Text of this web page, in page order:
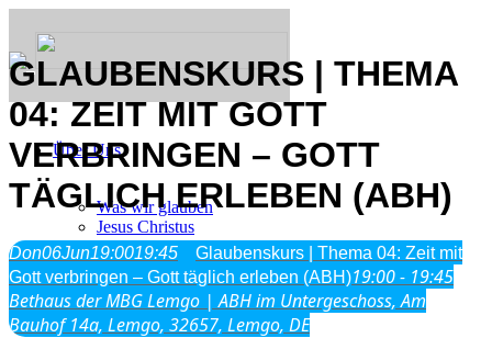
Über Uns
Was wir glauben
Jesus Christus
Geschichte
Neu hier
GLAUBENSKURS | THEMA
04: ZEIT MIT GOTT
VERBRINGEN – GOTT
TÄGLICH ERLEBEN (ABH)
Don06Jun19:0019:45
Glaubenskurs | Thema 04: Zeit mit
Gott verbringen – Gott täglich erleben (ABH)19:00 - 19:45
Bethaus der MBG Lemgo | ABH im Untergeschoss, Am
Bauhof 14a, Lemgo, 32657, Lemgo, DE